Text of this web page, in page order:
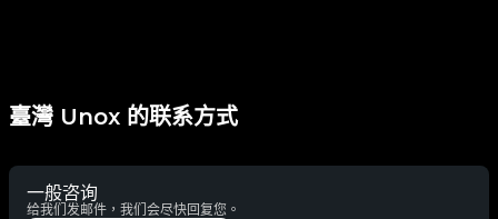
臺灣 Unox 的联系方式
一般咨询
给我们发邮件，我们会尽快回复您。